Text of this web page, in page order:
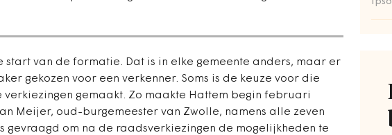
start van de formatie. Dat is in elke gemeente anders, maar er
gekozen voor een verkenner. Soms is de keuze voor die
verkiezingen gemaakt. Zo maakte Hattem begin februari
Meijer, oud-burgemeester van Zwolle, namens alle zeven
gevraagd om na de raadsverkiezingen de mogelijkheden te